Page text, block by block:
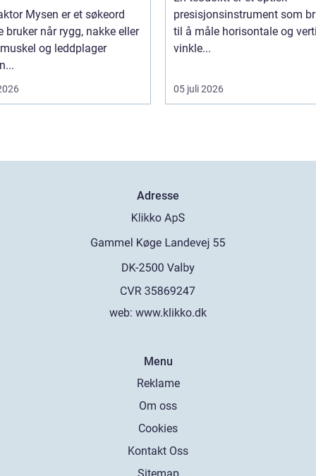
Mysen er et søkeord
bruker når rygg, nakke eller
og leddplager
presisjonsinstrument som
til å måle horisontale og
vinkle...
05 juli 2026
Adresse
web: www.klikko.dk
Menu
Reklame
Om oss
Cookies
Kontakt Oss